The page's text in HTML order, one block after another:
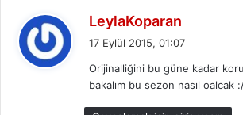
LeylaKoparan
e
i
k
i
17 Eylül 2015, 01:07
Orijinalliğini bu güne kadar
bakalım bu sezon nasıl oalcak